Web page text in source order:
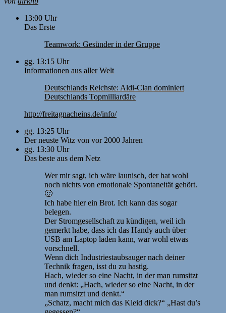
13:00 Uhr
Das Erste
Teamwork: Gesünder in der Gruppe
gg. 13:15 Uhr
Informationen aus aller Welt
Deutschlands Reichste: Aldi-Clan dominiert
Deutschlands Topmilliardäre
http://freitagnacheins.de/info/
gg. 13:25 Uhr
Der neuste Witz von vor 2000 Jahren
gg. 13:30 Uhr
Das beste aus dem Netz
Wer mir sagt, ich wäre launisch, der hat wohl
noch nichts von emotionale Spontaneität gehört.
🙂
Ich habe hier ein Brot. Ich kann das sogar
belegen.
Der Stromgesellschaft zu kündigen, weil ich
gemerkt habe, dass ich das Handy auch über
USB am Laptop laden kann, war wohl etwas
vorschnell.
Wenn dich Industriestaubsauger nach deiner
Technik fragen, isst du zu hastig.
Hach, wieder so eine Nacht, in der man rumsitzt
und denkt: „Hach, wieder so eine Nacht, in der
man rumsitzt und denkt.“
„Schatz, macht mich das Kleid dick?“ „Hast du’s